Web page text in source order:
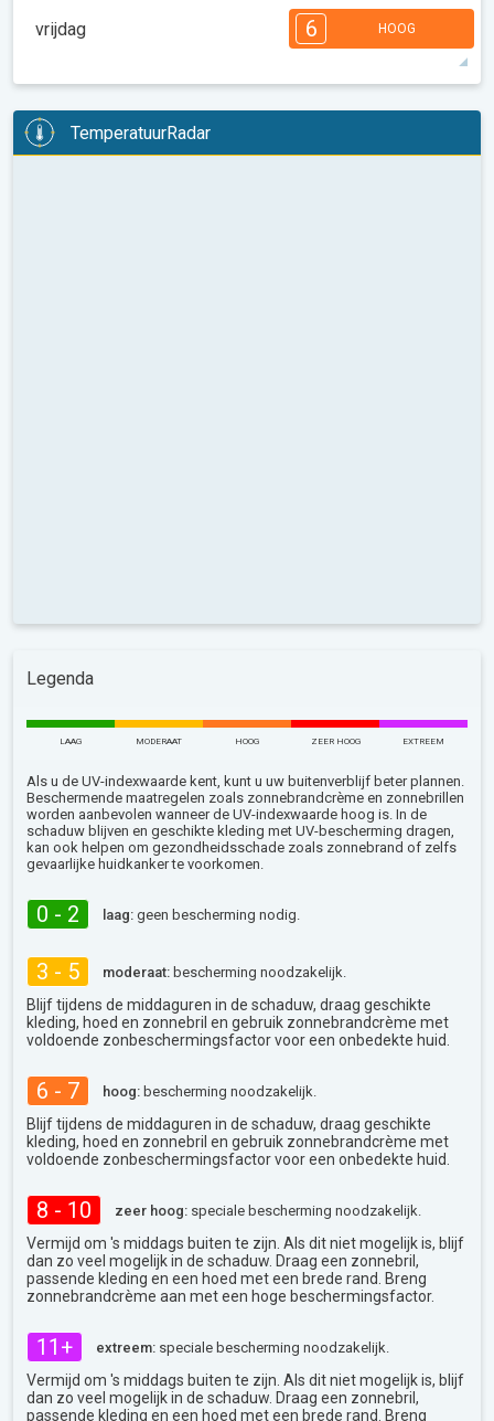
08:00 14:00
3
12 u 06:42 20:58 39°max
vrijdag 6 HOOG
1
08:00
4 3
TemperatuurRadar
Legenda
LAAG MODERAAT HOOG ZEER HOOG EXTREEM
Als u de UV-indexwaarde kent, kunt u uw buitenverblijf beter plannen.
Beschermende maatregelen zoals zonnebrandcrème en zonnebrillen
worden aanbevolen wanneer de UV-indexwaarde hoog is. In de
schaduw blijven en geschikte kleding met UV-bescherming dragen,
kan ook helpen om gezondheidsschade zoals zonnebrand of zelfs
gevaarlijke huidkanker te voorkomen.
0 - 2 laag: geen bescherming nodig.
3 - 5 moderaat: bescherming noodzakelijk.
Blijf tijdens de middaguren in de schaduw, draag geschikte
kleding, hoed en zonnebril en gebruik zonnebrandcrème met
voldoende zonbeschermingsfactor voor een onbedekte huid.
6 - 7 hoog: bescherming noodzakelijk.
Blijf tijdens de middaguren in de schaduw, draag geschikte
kleding, hoed en zonnebril en gebruik zonnebrandcrème met
voldoende zonbeschermingsfactor voor een onbedekte huid.
8 - 10 zeer hoog: speciale bescherming noodzakelijk.
Vermijd om 's middags buiten te zijn. Als dit niet mogelijk is, blijf
dan zo veel mogelijk in de schaduw. Draag een zonnebril,
passende kleding en een hoed met een brede rand. Breng
zonnebrandcrème aan met een hoge beschermingsfactor.
11+ extreem: speciale bescherming noodzakelijk.
Vermijd om 's middags buiten te zijn. Als dit niet mogelijk is, blijf
dan zo veel mogelijk in de schaduw. Draag een zonnebril,
passende kleding en een hoed met een brede rand. Breng